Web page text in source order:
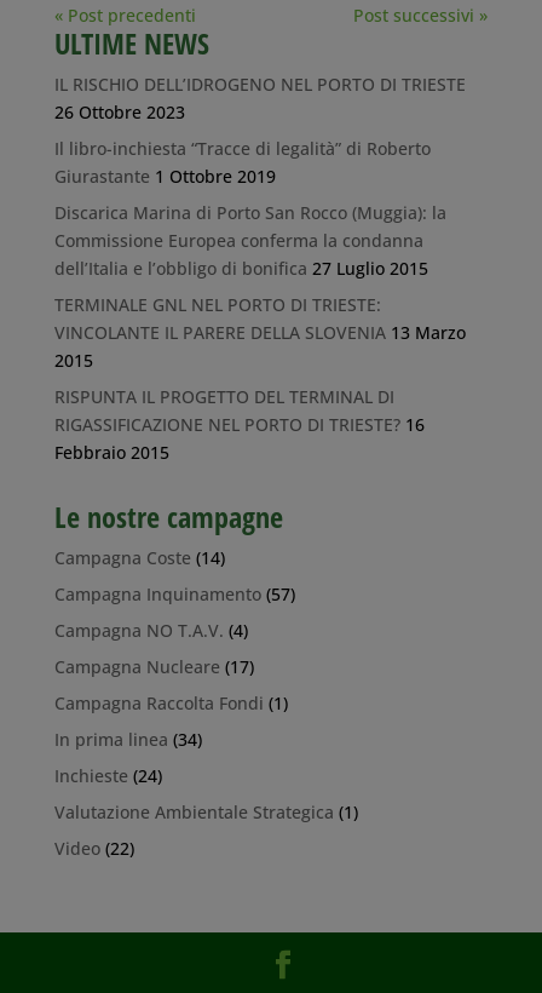
« Post precedenti Post successivi »
ULTIME NEWS
IL RISCHIO DELL’IDROGENO NEL PORTO DI TRIESTE
26 Ottobre 2023
Il libro-inchiesta “Tracce di legalità” di Roberto
Giurastante 1 Ottobre 2019
Discarica Marina di Porto San Rocco (Muggia): la
Commissione Europea conferma la condanna
dell’Italia e l’obbligo di bonifica 27 Luglio 2015
TERMINALE GNL NEL PORTO DI TRIESTE:
VINCOLANTE IL PARERE DELLA SLOVENIA 13 Marzo
2015
RISPUNTA IL PROGETTO DEL TERMINAL DI
RIGASSIFICAZIONE NEL PORTO DI TRIESTE? 16
Febbraio 2015
Le nostre campagne
Campagna Coste (14)
Campagna Inquinamento(57)
Campagna NO T.A.V. (4)
Campagna Nucleare (17)
Campagna Raccolta Fondi (1)
In prima linea (34)
Inchieste (24)
Valutazione Ambientale Strategica (1)
Video(22)